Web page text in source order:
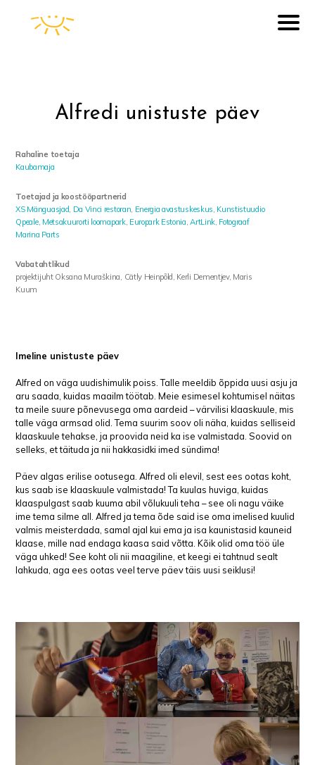
Alfredi unistuste päev
Rahaline toetaja
Kaubamaja
Toetajad ja koostööpartnerid
XS Mänguasjad, Da Vinci restoran, Energia avastuskeskus, Kunstistuudio
Qpeale, Metsakuurorti loomapark, Europark Estonia,ArtLink, Fotograaf
Marina Parts
Vabatahtlikud
projektijuht Oksana Muraškina, Cätly Heinpõld, Kerli Dementjev, Maris
Kuum
Imeline unistuste päev
Alfred on väga uudishimulik poiss. Talle meeldib õppida uusi asju ja
aru saada, kuidas maailm töötab. Meie esimesel kohtumisel näitas
ta meile suure põnevusega oma aardeid – värvilisi klaaskuule, mis
talle väga armsad olid. Tema suurim soov oli näha, kuidas selliseid
klaaskuule tehakse, ja proovida neid ka ise valmistada. Soovid on
selleks, et täituda ja nii hakkasidki imed sündima!
Päev algas erilise ootusega. Alfred oli elevil, sest ees ootas koht,
kus saab ise klaaskuule valmistada! Ta kuulas huviga, kuidas
klaaspulgast saab kuuma abil võlukuuli teha – see oli nagu väike
ime tema silme all. Alfred ja tema õde said ise oma imelised kuulid
valmis meisterdada, samal ajal kui ema ja isa kaunistasid kauneid
klaase, mille nad endaga kaasa said võtta. Kõik olid oma töö üle
väga uhked! See koht oli nii maagiline, et keegi ei tahtnud sealt
lahkuda, aga ees ootas veel terve päev täis uusi seiklusi!